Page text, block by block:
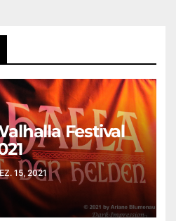
Festival
15, 2021